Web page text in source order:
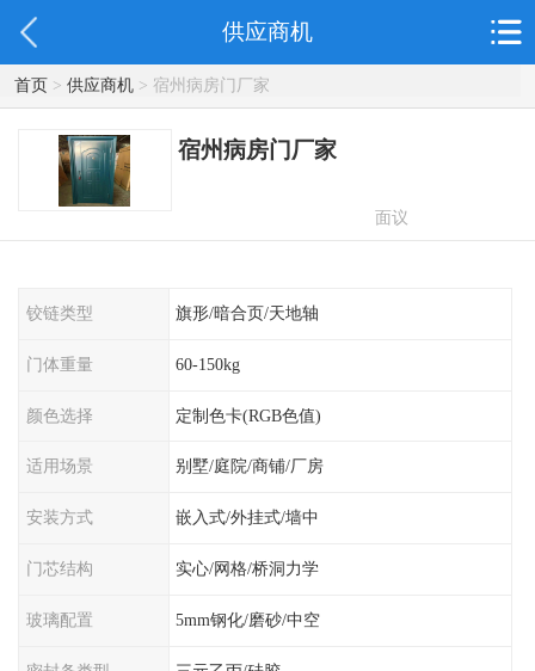
供应商机
首页> 供应商机> 宿州病房门厂家
宿州病房门厂家
面议
铰链类型 旗形/暗合页/天地轴
门体重量 60-150kg
颜色选择 定制色卡(RGB色值)
适用场景 别墅/庭院/商铺/厂房
安装方式 嵌入式/外挂式/墙中
门芯结构 实心/网格/桥洞力学
玻璃配置 5mm钢化/磨砂/中空